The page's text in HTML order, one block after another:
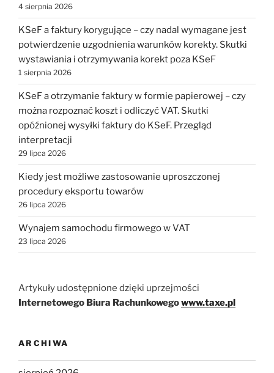
4 sierpnia 2026
KSeF a faktury korygujące – czy nadal wymagane jest
potwierdzenie uzgodnienia warunków korekty. Skutki
wystawiania i otrzymywania korekt poza KSeF
1 sierpnia 2026
KSeF a otrzymanie faktury w formie papierowej – czy
można rozpoznać koszt i odliczyć VAT. Skutki
opóźnionej wysyłki faktury do KSeF. Przegląd
interpretacji
29 lipca 2026
Kiedy jest możliwe zastosowanie uproszczonej
procedury eksportu towarów
26 lipca 2026
Wynajem samochodu firmowego w VAT
23 lipca 2026
Artykuły udostępnione dzięki uprzejmości
Internetowego Biura Rachunkowegowww.taxe.pl
ARCHIWA